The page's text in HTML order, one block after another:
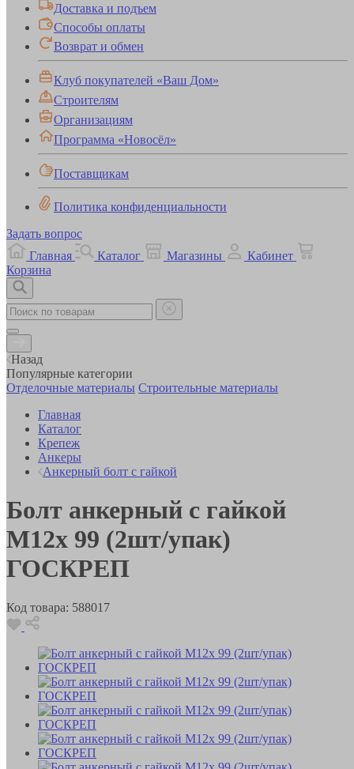
Доставка и подъем
Способы оплаты
Возврат и обмен
Клуб покупателей «Ваш Дом»
Строителям
Организациям
Программа «Новосёл»
Поставщикам
Политика конфиденциальности
Задать вопрос
Главная
Каталог Магазины
Кабинет
Корзина
Назад
Популярные категории
Отделочные материалы Строительные материалы
Главная
Каталог
Крепеж
Анкеры
Анкерный болт с гайкой
Болт анкерный с гайкой
М12х 99 (2шт/упак)
ГОСКРЕП
Код товара: 588017